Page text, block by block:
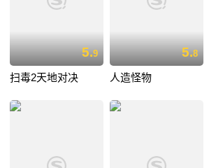
5.9
扫毒2天地对决
5.8
人造怪物